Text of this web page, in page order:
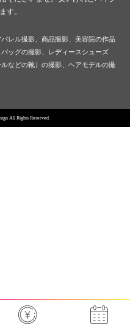
す。
レル撮影、商品撮影、美容院の作品
ッグの撮影、レディースシューズ
ルなどの靴）の撮影、ヘアモデルの撮
All Rights Reserved.